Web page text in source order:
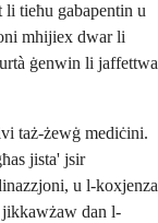
tieħu gabapentin u
mhijiex dwar li
ġenwin li jaffettwa
taż-żewġ mediċini.
jista' jsir
u l-koxjenza
dan l-